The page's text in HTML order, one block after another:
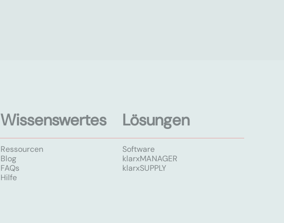
Wissenswertes
Ressourcen
Blog
FAQs
Hilfe
Lösungen
Software
klarxMANAGER
klarxSUPPLY